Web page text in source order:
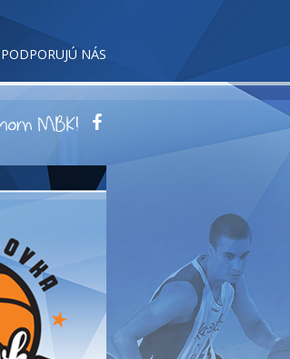
PODPORUJÚ NÁS